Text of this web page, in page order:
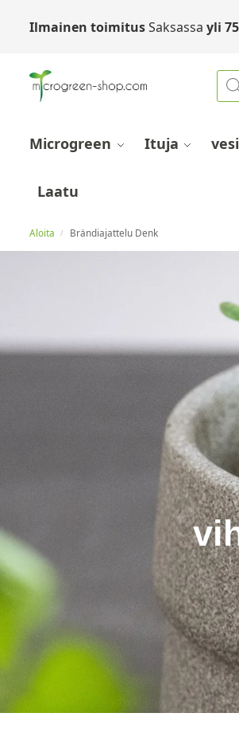
Ilmainen toimitusSaksassa yli 75
Microgreen Ituja
Laatu
Aloita / Brändiajattelu Denk